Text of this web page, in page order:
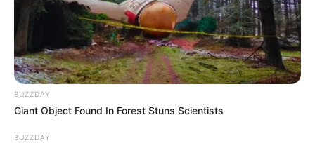
BUZZDAY
Giant Object Found In Forest Stuns Scientists
BUZZDAY